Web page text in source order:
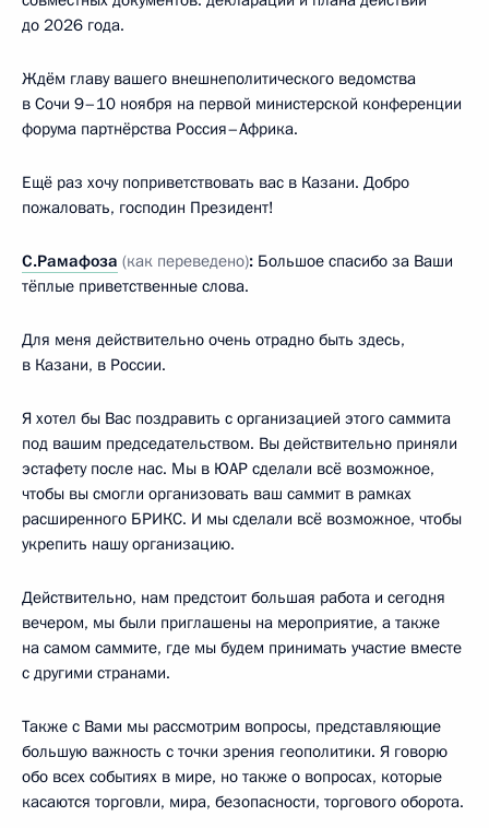
до 2026 года.
Ждём главу вашего внешнеполитического ведомства
в Сочи 9–10 ноября на первой министерской конференции
форума партнёрства Россия–Африка.
Ещё раз хочу поприветствовать вас в Казани. Добро
пожаловать, господин Президент!
С.Рамафоза (как переведено): Большое спасибо за Ваши
тёплые приветственные слова.
Для меня действительно очень отрадно быть здесь,
в Казани, в России.
Я хотел бы Вас поздравить с организацией этого саммита
под вашим председательством. Вы действительно приняли
эстафету после нас. Мы в ЮАР сделали всё возможное,
чтобы вы смогли организовать ваш саммит в рамках
расширенного БРИКС. И мы сделали всё возможное, чтобы
укрепить нашу организацию.
Действительно, нам предстоит большая работа и сегодня
вечером, мы были приглашены на мероприятие, а также
на самом саммите, где мы будем принимать участие вместе
с другими странами.
Также с Вами мы рассмотрим вопросы, представляющие
большую важность с точки зрения геополитики. Я говорю
обо всех событиях в мире, но также о вопросах, которые
касаются торговли, мира, безопасности, торгового оборота.